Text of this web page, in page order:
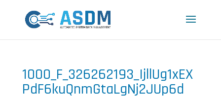
1000_F_326262193_IjllUg1xEX
PdF6kuQnmGtaLgNj2JUp6d